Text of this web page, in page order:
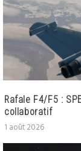
Rafale F4/F5 :
collaboratif
1 août 2026